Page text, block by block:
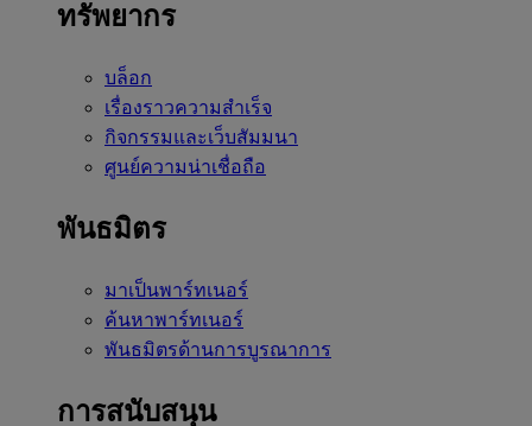
ทรัพยากร
บล็อก
เรื่องราวความสำเร็จ
กิจกรรมและเว็บสัมมนา
ศูนย์ความน่าเชื่อถือ
พันธมิตร
มาเป็นพาร์ทเนอร์
ค้นหาพาร์ทเนอร์
พันธมิตรด้านการบูรณาการ
การสนับสนุน